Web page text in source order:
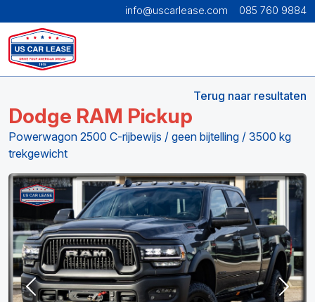
info@uscarlease.com 085 760 9884
Terug naar resultaten
Dodge RAM Pickup
Powerwagon 2500 C-rijbewijs / geen bijtelling / 3500 kg
trekgewicht
Previous Next